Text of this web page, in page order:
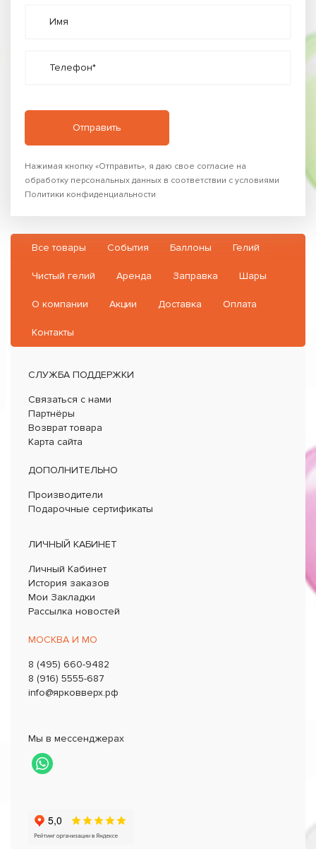
Имя
Телефон*
Нажимая кнопку «Отправить», я даю свое согласие на
обработку персональных данных в соответствии с условиями
Политики конфиденциальности
Все товары События Баллоны Гелий
Чистый гелий Аренда Заправка Шары
О компании Акции Доставка Оплата
Контакты
СЛУЖБА ПОДДЕРЖКИ
Связаться с нами
Партнёры
Возврат товара
Карта сайта
ДОПОЛНИТЕЛЬНО
Производители
Подарочные сертификаты
ЛИЧНЫЙ КАБИНЕТ
Личный Кабинет
История заказов
Мои Закладки
Рассылка новостей
МОСКВА И МО
8 (495) 660-9482
8 (916) 5555-687
info@ярковверх.рф
Мы в мессенджерах